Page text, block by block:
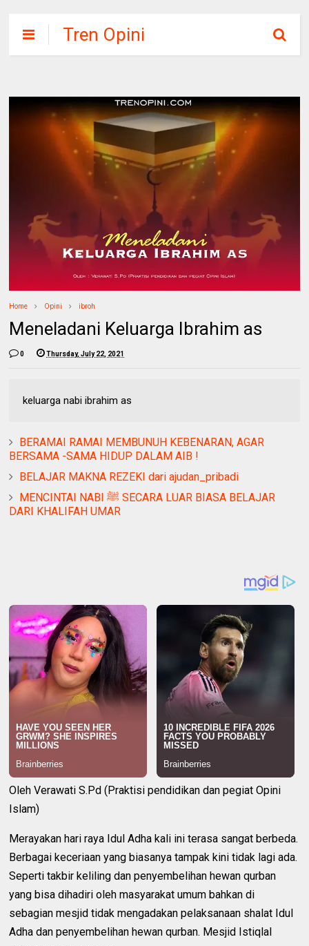
Tren Opini
Home Opini ibroh
Meneladani Keluarga Ibrahim as
0 Thursday, July 22, 2021
keluarga nabi ibrahim as
BERAMAI RAMAI MEMBUNUH KEBENARAN, AGAR
BERSAMA -SAMA HIDUP DALAM AIB !
BELAJAR MAKNA REZEKI dari ajudan_pribadi
MENCINTAI NABI ﷺ SECARA LUAR BIASA BELAJAR
DARI KHALIFAH UMAR
Oleh Verawati S.Pd (Praktisi pendidikan dan pegiat Opini
Islam)
Merayakan hari raya Idul Adha kali ini terasa sangat berbeda.
Berbagai keceriaan yang biasanya tampak kini tidak lagi ada.
Seperti takbir keliling dan penyembelihan hewan qurban
yang bisa dihadiri oleh masyarakat umum bahkan di
sebagian mesjid tidak mengadakan pelaksanaan shalat Idul
Adha dan penyembelihan hewan qurban. Mesjid Istiqlal